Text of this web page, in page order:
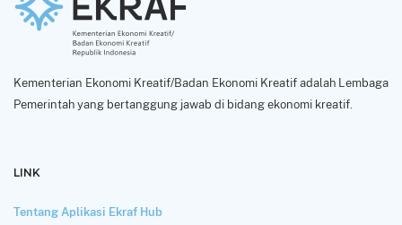
Kementerian Ekonomi Kreatif/Badan Ekonomi Kreatif adalah Lembaga
Pemerintah yang bertanggung jawab di bidang ekonomi kreatif.
LINK
Tentang Aplikasi Ekraf Hub